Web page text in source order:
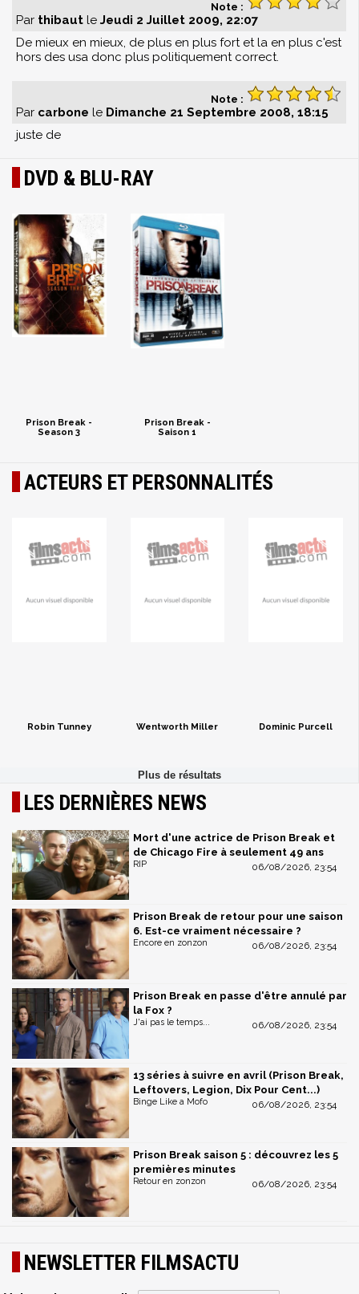
Note :
Par thibaut le Jeudi 2 Juillet 2009, 22:07
De mieux en mieux, de plus en plus fort et la en plus c'est
hors des usa donc plus politiquement correct.
Note :
Par carbone le Dimanche 21 Septembre 2008, 18:15
juste de
DVD & BLU-RAY
Prison Break -
Season 3
Prison Break -
Saison 1
ACTEURS ET PERSONNALITÉS
Robin Tunney Wentworth Miller Dominic Purcell
LES DERNIÈRES NEWS
Mort d'une actrice de Prison Break et
de Chicago Fire à seulement 49 ans
06/08/2026, 23:54
RIP
Prison Break de retour pour une saison
6. Est-ce vraiment nécessaire ?
06/08/2026, 23:54
Encore en zonzon
Prison Break en passe d'être annulé par
la Fox ?
06/08/2026, 23:54
J'ai pas le temps...
13 séries à suivre en avril (Prison Break,
Leftovers, Legion, Dix Pour Cent...)
06/08/2026, 23:54
Binge Like a Mofo
Prison Break saison 5 : découvrez les 5
premières minutes
06/08/2026, 23:54
Retour en zonzon
NEWSLETTER FILMSACTU